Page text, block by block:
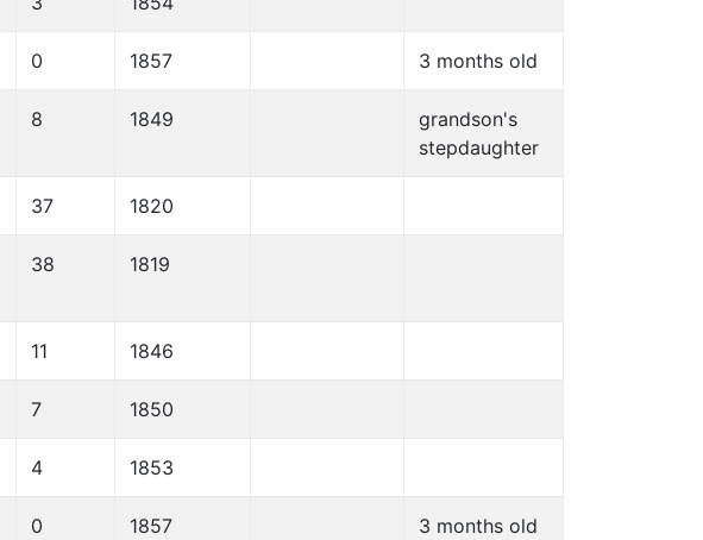
0 1857 3 months old
8 1849
grandson's
stepdaughter
37 1820
38 1819
11 1846
7 1850
4 1853
0 1857 3 months old